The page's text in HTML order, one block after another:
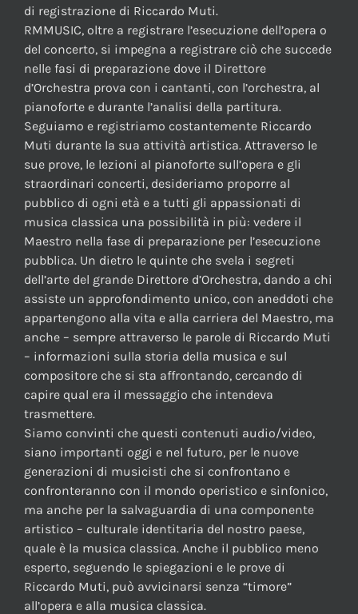
di registrazione di Riccardo Muti.
RMMUSIC, oltre a registrare l’esecuzione dell’opera o
del concerto, si impegna a registrare ciò che succede
nelle fasi di preparazione dove il Direttore
d’Orchestra prova con i cantanti, con l’orchestra, al
pianoforte e durante l’analisi della partitura.
Seguiamo e registriamo costantemente Riccardo
Muti durante la sua attività artistica. Attraverso le
sue prove, le lezioni al pianoforte sull’opera e gli
straordinari concerti, desideriamo proporre al
pubblico di ogni età e a tutti gli appassionati di
musica classica una possibilità in più: vedere il
Maestro nella fase di preparazione per l’esecuzione
pubblica. Un dietro le quinte che svela i segreti
dell’arte del grande Direttore d’Orchestra, dando a chi
assiste un approfondimento unico, con aneddoti che
appartengono alla vita e alla carriera del Maestro, ma
anche – sempre attraverso le parole di Riccardo Muti
– informazioni sulla storia della musica e sul
compositore che si sta affrontando, cercando di
capire qual era il messaggio che intendeva
trasmettere.
Siamo convinti che questi contenuti audio/video,
siano importanti oggi e nel futuro, per le nuove
generazioni di musicisti che si confrontano e
confronteranno con il mondo operistico e sinfonico,
ma anche per la salvaguardia di una componente
artistico – culturale identitaria del nostro paese,
quale è la musica classica. Anche il pubblico meno
esperto, seguendo le spiegazioni e le prove di
Riccardo Muti, può avvicinarsi senza “timore”
all’opera e alla musica classica.